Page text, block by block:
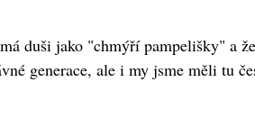
duši jako "chmýří pampelišky" a
generace, ale i my jsme měli tu